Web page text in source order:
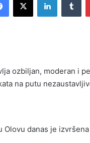
ozbiljan, moderan i
na putu
danas je